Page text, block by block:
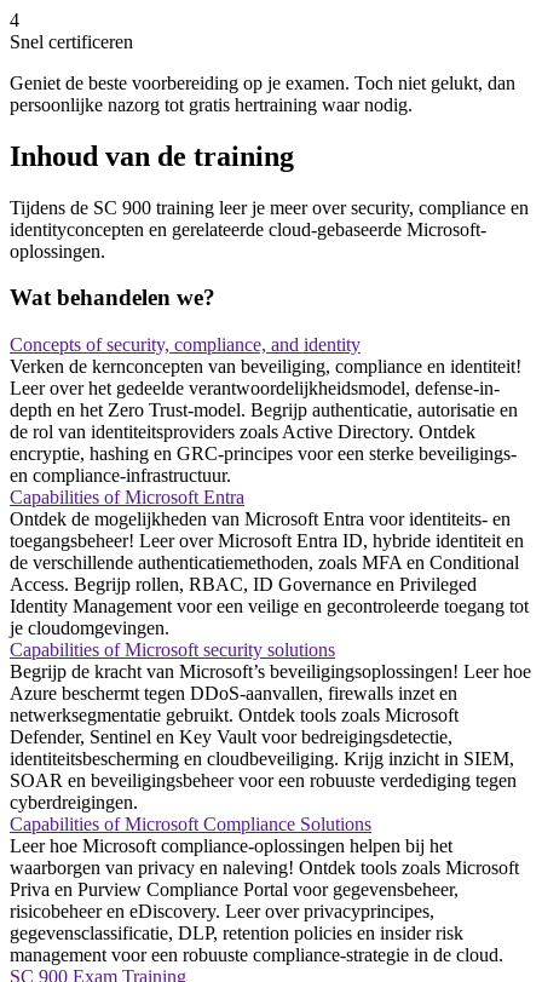
4
Snel certificeren
Geniet de beste voorbereiding op je examen. Toch niet gelukt, dan
persoonlijke nazorg tot gratis hertraining waar nodig.
Inhoud van de training
Tijdens de SC 900 training leer je meer over security, compliance en
identityconcepten en gerelateerde cloud-gebaseerde Microsoft-
oplossingen.
Wat behandelen we?
Concepts of security, compliance, and identity
Verken de kernconcepten van beveiliging, compliance en identiteit!
Leer over het gedeelde verantwoordelijkheidsmodel, defense-in-
depth en het Zero Trust-model. Begrijp authenticatie, autorisatie en
de rol van identiteitsproviders zoals Active Directory. Ontdek
encryptie, hashing en GRC-principes voor een sterke beveiligings-
en compliance-infrastructuur.
Capabilities of Microsoft Entra
Ontdek de mogelijkheden van Microsoft Entra voor identiteits- en
toegangsbeheer! Leer over Microsoft Entra ID, hybride identiteit en
de verschillende authenticatiemethoden, zoals MFA en Conditional
Access. Begrijp rollen, RBAC, ID Governance en Privileged
Identity Management voor een veilige en gecontroleerde toegang tot
je cloudomgevingen.
Capabilities of Microsoft security solutions
Begrijp de kracht van Microsoft’s beveiligingsoplossingen! Leer hoe
Azure beschermt tegen DDoS-aanvallen, firewalls inzet en
netwerksegmentatie gebruikt. Ontdek tools zoals Microsoft
Defender, Sentinel en Key Vault voor bedreigingsdetectie,
identiteitsbescherming en cloudbeveiliging. Krijg inzicht in SIEM,
SOAR en beveiligingsbeheer voor een robuuste verdediging tegen
cyberdreigingen.
Capabilities of Microsoft Compliance Solutions
Leer hoe Microsoft compliance-oplossingen helpen bij het
waarborgen van privacy en naleving! Ontdek tools zoals Microsoft
Priva en Purview Compliance Portal voor gegevensbeheer,
risicobeheer en eDiscovery. Leer over privacyprincipes,
gegevensclassificatie, DLP, retention policies en insider risk
management voor een robuuste compliance-strategie in de cloud.
SC 900 Exam Training